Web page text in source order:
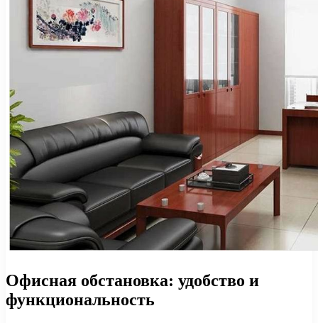
Офисная обстановка: удобство и
функциональность